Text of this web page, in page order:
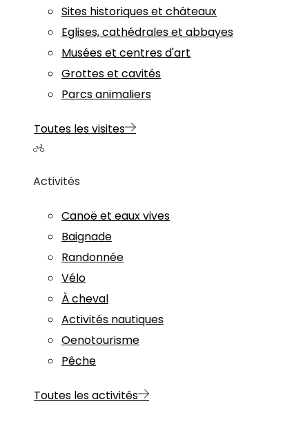
Sites historiques et châteaux
Eglises, cathédrales et abbayes
Musées et centres d'art
Grottes et cavités
Parcs animaliers
Toutes les visites
Activités
Canoë et eaux vives
Baignade
Randonnée
Vélo
À cheval
Activités nautiques
Oenotourisme
Pêche
Toutes les activités